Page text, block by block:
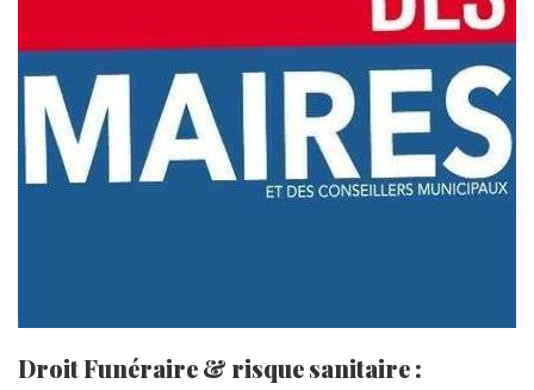
Droit Funéraire & risque sanitaire :